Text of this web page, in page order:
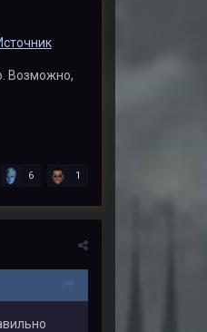
Возможно,
6 1